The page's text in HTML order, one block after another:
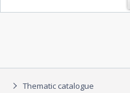
Thematic catalogue